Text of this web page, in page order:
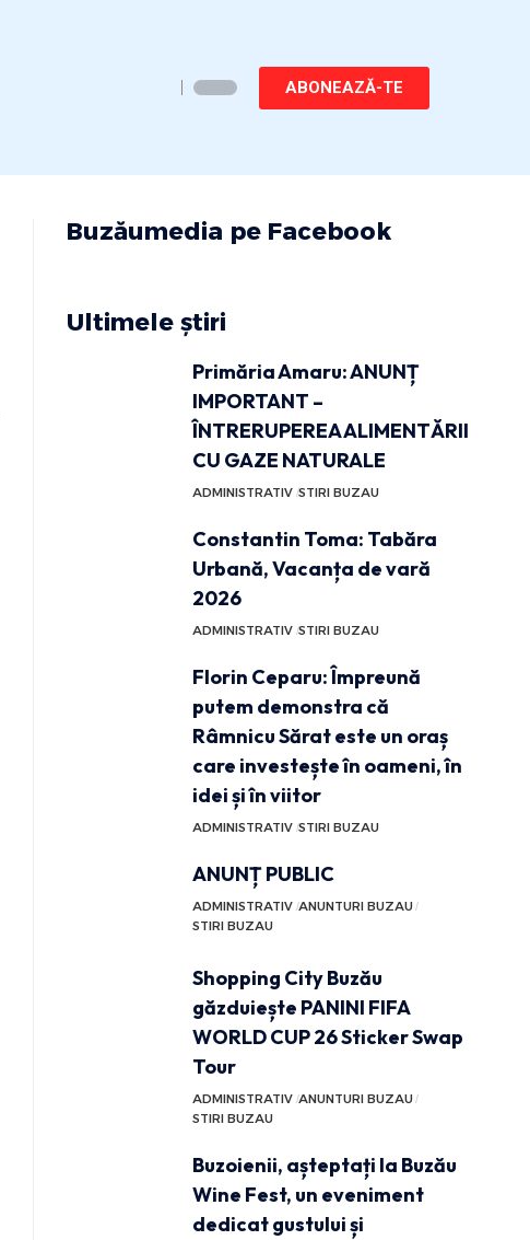
ABONEAZĂ-TE
Buzăumedia pe Facebook
Ultimele știri
Primăria Amaru: ANUNȚ
IMPORTANT –
ÎNTRERUPEREA ALIMENTĂRII
CU GAZE NATURALE
ADMINISTRATIV STIRI BUZAU
Constantin Toma: Tabăra
Urbană, Vacanța de vară
2026
ADMINISTRATIV STIRI BUZAU
Florin Ceparu: Împreună
putem demonstra că
Râmnicu Sărat este un oraș
care investește în oameni, în
idei și în viitor
ADMINISTRATIV STIRI BUZAU
ANUNȚ PUBLIC
ADMINISTRATIV ANUNTURI BUZAU
STIRI BUZAU
Shopping City Buzău
găzduiește PANINI FIFA
WORLD CUP 26 Sticker Swap
Tour
ADMINISTRATIV ANUNTURI BUZAU
STIRI BUZAU
Buzoienii, așteptați la Buzău
Wine Fest, un eveniment
dedicat gustului și